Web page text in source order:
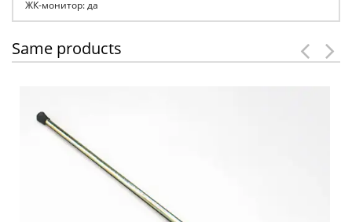
ЖК-монитор: да
Same products